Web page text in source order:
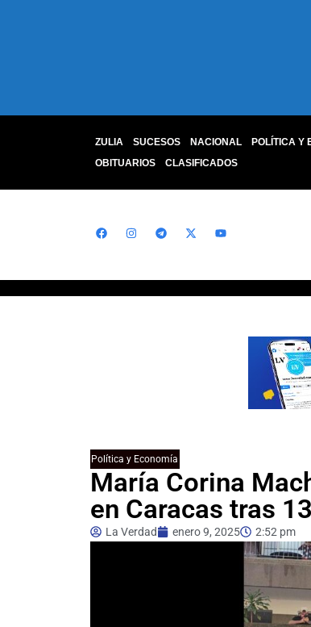
ZULIA SUCESOS NACIONAL POLÍTICA Y
OBITUARIOS
CLASIFICADOS
Política y Economía
María Corina
en Caracas tras
La Verdad enero 9, 2025 2:52 pm